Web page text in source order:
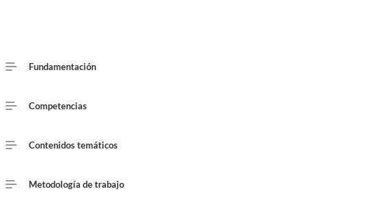
Fundamentación
Competencias
Contenidos temáticos
Metodología de trabajo